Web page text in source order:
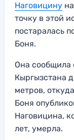
Наговицину
точку в этой
постаралась
Боня.
Она сообщила
Кыргызстана
метров,
Боня
Наговицина,
лет, умерла.